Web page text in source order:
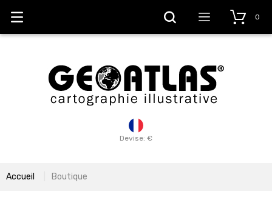
Devise: €
0
Accueil Boutique